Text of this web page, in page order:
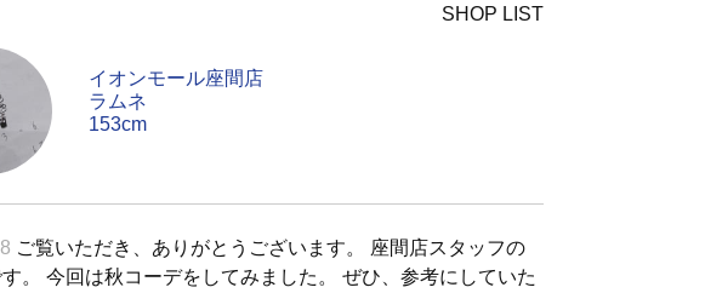
SHOP LIST
イオンモール座間店
ラムネ
153cm
ご覧いただき、ありがとうございます。 座間店スタッフの
。 今回は秋コーデをしてみました。 ぜひ、参考にしていた